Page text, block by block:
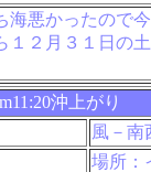
悪かったので
１２月３１日の
沖上がり
風－南
場所：